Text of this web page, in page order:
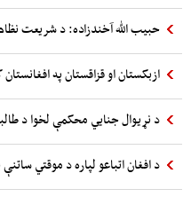
حبیب الله آخندزاده: د شریعت
ازبکستان او قزاقستان په
د نړیوال جنایي محکمې لخوا د
د افغان اتباعو لپاره د موقتي